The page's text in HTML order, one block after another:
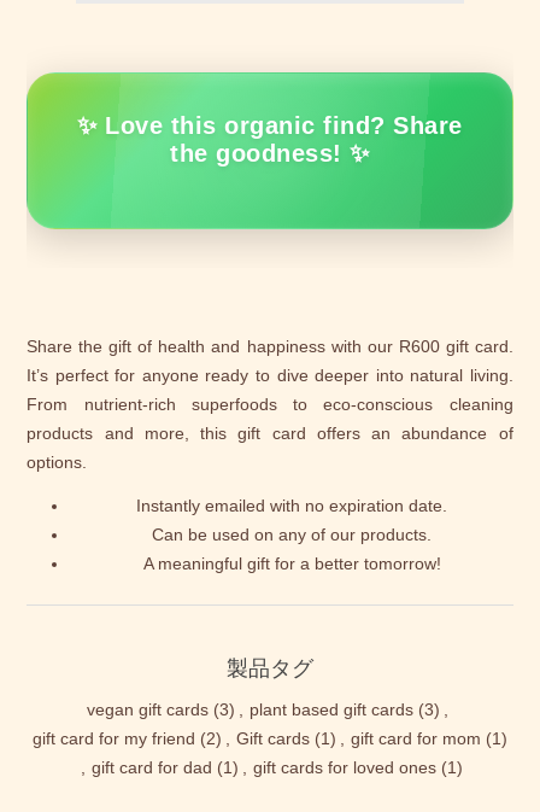
✨ Love this organic find? Share
the goodness! ✨
Share the gift of health and happiness with our R600 gift card.
It’s perfect for anyone ready to dive deeper into natural living.
From nutrient-rich superfoods to eco-conscious cleaning
products and more, this gift card offers an abundance of
options.
Instantly emailed with no expiration date.
Can be used on any of our products.
A meaningful gift for a better tomorrow!
製品タグ
vegan gift cards (3) plant based gift cards (3)
gift card for my friend (2) Gift cards (1) gift card for mom (1)
gift card for dad (1) gift cards for loved ones (1)